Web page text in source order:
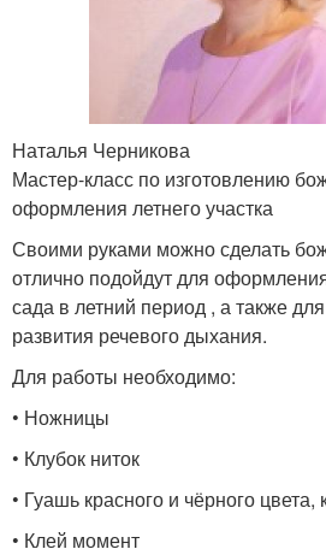
Наталья Черникова
Мастер-класс по изготовлению
оформления летнего участка
Своими руками можно сделать
отлично подойдут для оформления
сада в летний период , а также
развития речевого дыхания.
Для работы необходимо:
• Ножницы
• Клубок ниток
• Гуашь красного и чёрного цвета,
• Клей момент